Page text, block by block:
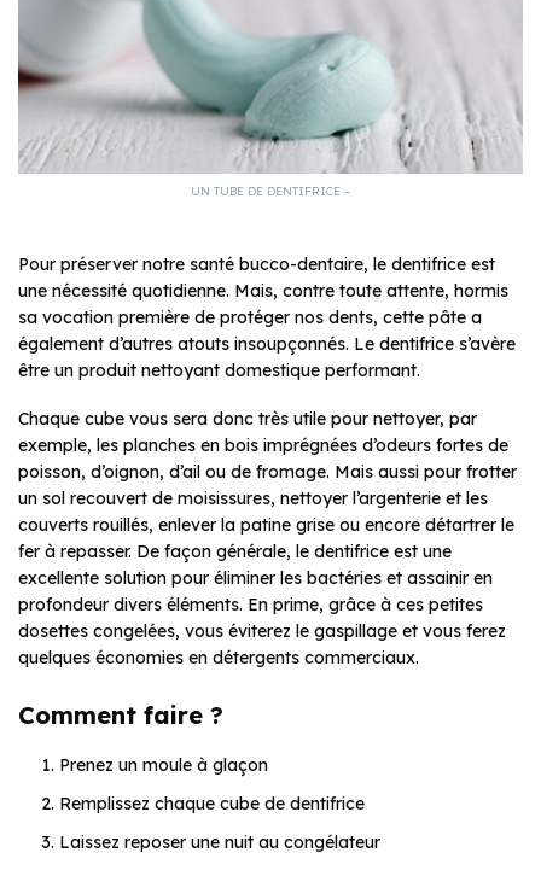
UN TUBE DE DENTIFRICE –
Pour préserver notre santé bucco-dentaire, le dentifrice est
une nécessité quotidienne. Mais, contre toute attente, hormis
sa vocation première de protéger nos dents, cette pâte a
également d’autres atouts insoupçonnés. Le dentifrice s’avère
être un produit nettoyant domestique performant.
Chaque cube vous sera donc très utile pour nettoyer, par
exemple, les planches en bois imprégnées d’odeurs fortes de
poisson, d’oignon, d’ail ou de fromage. Mais aussi pour frotter
un sol recouvert de moisissures, nettoyer l’argenterie et les
couverts rouillés, enlever la patine grise ou encore détartrer le
fer à repasser. De façon générale, le dentifrice est une
excellente solution pour éliminer les bactéries et assainir en
profondeur divers éléments. En prime, grâce à ces petites
dosettes congelées, vous éviterez le gaspillage et vous ferez
quelques économies en détergents commerciaux.
Comment faire ?
Prenez un moule à glaçon
Remplissez chaque cube de dentifrice
Laissez reposer une nuit au congélateur